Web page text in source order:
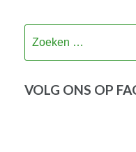
VOLG ONS OP